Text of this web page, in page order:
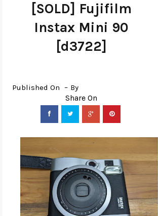
[SOLD] Fujifilm
Instax Mini 90
[d3722]
Published On By